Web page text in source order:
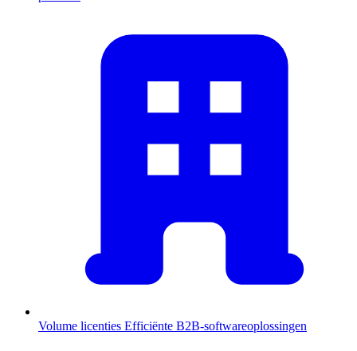
Volume licenties Efficiënte B2B-softwareoplossingen